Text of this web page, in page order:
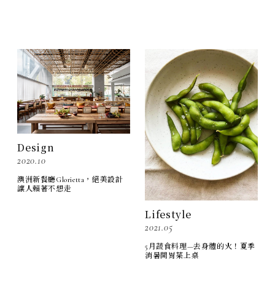
Design
2020.10
澳洲新餐廳Glorietta，絕美設計
讓人賴著不想走
Lifestyle
2021.05
5月蔬食料理—去身體的火！夏季
消暑開胃菜上桌